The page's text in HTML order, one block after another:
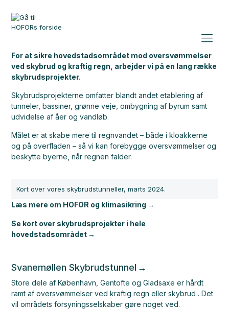
For at sikre hovedstadsområdet mod oversvømmelser
ved skybrud og kraftig regn, arbejder vi på en lang række
skybrudsprojekter.
Skybrudsprojekterne omfatter blandt andet etablering af
tunneler, bassiner, grønne veje, ombygning af byrum samt
udvidelse af åer og vandløb.
Målet er at skabe mere til regnvandet – både i kloakkerne
og på overfladen – så vi kan forebygge oversvømmelser og
beskytte byerne, når regnen falder.
Kort over vores skybrudstunneller, marts 2024.
Læs mere om HOFOR og klimasikring
Se kort over skybrudsprojekter i hele
hovedstadsområdet
Svanemøllen Skybrudstunnel
Store dele af København, Gentofte og Gladsaxe er hårdt
ramt af oversvømmelser ved kraftig regn eller skybrud . Det
vil områdets forsyningsselskaber gøre noget ved.